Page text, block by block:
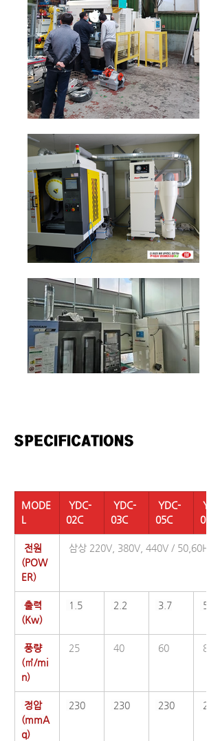
SPECIFICATIONS
MODE
L
YDC-
02C
YDC-
03C
YDC-
05C
YDC-
07C
전원
(POW
ER)
삼상 220V, 380V, 440V / 50,60Hz
출력
(Kw)
1.5 2.2 3.7 5.5
풍량
(㎥/mi
n)
25 40 60 80
정압
(mmA
q)
230 230 230 250